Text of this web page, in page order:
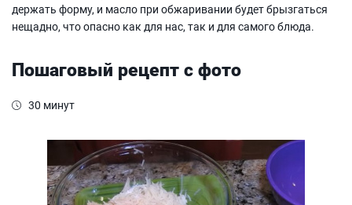
держать форму, и масло при обжаривании будет брызгаться
нещадно, что опасно как для нас, так и для самого блюда.
Пошаговый рецепт с фото
30 минут